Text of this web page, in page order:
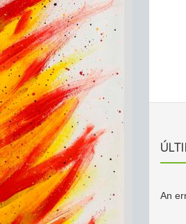
An